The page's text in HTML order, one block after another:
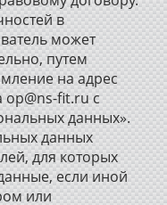
в
может
путем
на адрес
op@ns-fit.ru с
данных».
данных
для которых
если иной
или